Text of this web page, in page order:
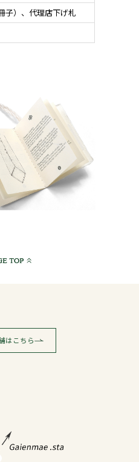
子）、代理店下げ札
はこちら